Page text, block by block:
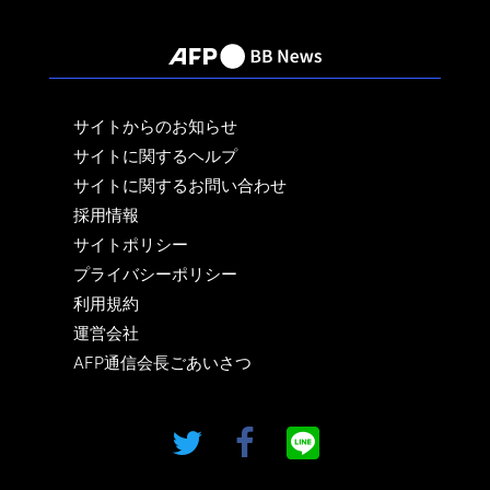
サイトからのお知らせ
サイトに関するヘルプ
サイトに関するお問い合わせ
採用情報
サイトポリシー
プライバシーポリシー
利用規約
運営会社
AFP通信会長ごあいさつ